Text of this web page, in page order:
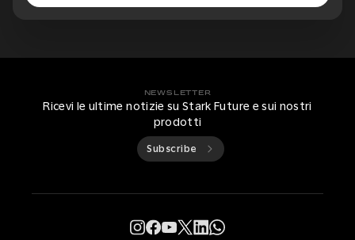
NEWSLETTER
Ricevi le ultime notizie su Stark Future e sui nostri
prodotti
Subscribe